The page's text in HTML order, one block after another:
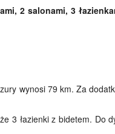
2 salonami, 3
wynosi 79 km. Za
3 łazienki z bidetem. Do